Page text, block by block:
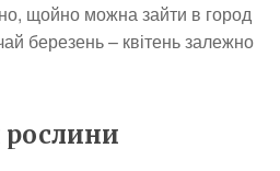
щойно можна зайти в город
березень – квітень залежно